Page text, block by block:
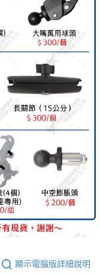
顯示電腦版詳細說明